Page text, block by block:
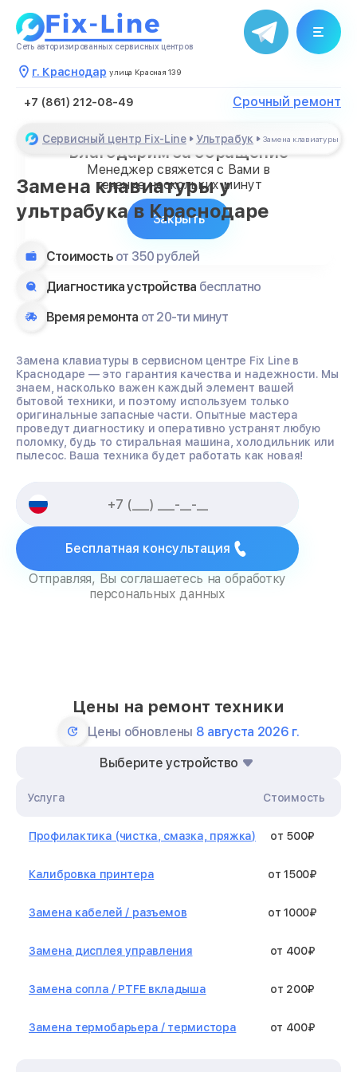
Сеть авторизированных сервисных центров
г. Краснодар улица Красная 139
+7 (861) 212-08-49 Срочный ремонт
Сервисный центр Fix-Line Ультрабук Замена клавиатуры
Замена клавиатуры у
ультрабука в Краснодаре
Стоимость от 350 рублей
Диагностика устройства бесплатно
Время ремонта от 20-ти минут
Замена клавиатуры в сервисном центре Fix Line в
Краснодаре — это гарантия качества и надежности. Мы
знаем, насколько важен каждый элемент вашей
бытовой техники, и поэтому используем только
оригинальные запасные части. Опытные мастера
проведут диагностику и оперативно устранят любую
поломку, будь то стиральная машина, холодильник или
пылесос. Ваша техника будет работать как новая!
Бесплатная консультация
Отправляя, Вы соглашаетесь на обработку
персональных данных
Цены на ремонт техники
Цены обновлены 8 августа 2026 г.
Выберите устройство
Услуга Стоимость
Профилактика (чистка, смазка, пряжка) от 500₽
Калибровка принтера от 1500₽
Замена кабелей / разъемов от 1000₽
Замена дисплея управления от 400₽
Замена сопла / PTFE вкладыша от 200₽
Замена термобарьера / термистора от 400₽
Благодарим за обращение
Менеджер свяжется с Вами в
течение нескольких минут
Закрыть